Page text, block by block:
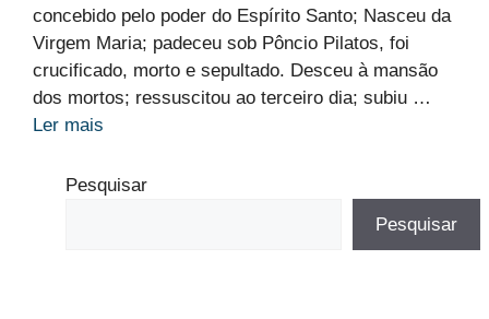
concebido pelo poder do Espírito Santo; Nasceu da
Virgem Maria; padeceu sob Pôncio Pilatos, foi
crucificado, morto e sepultado. Desceu à mansão
dos mortos; ressuscitou ao terceiro dia; subiu …
Ler mais
Pesquisar
Pesquisar